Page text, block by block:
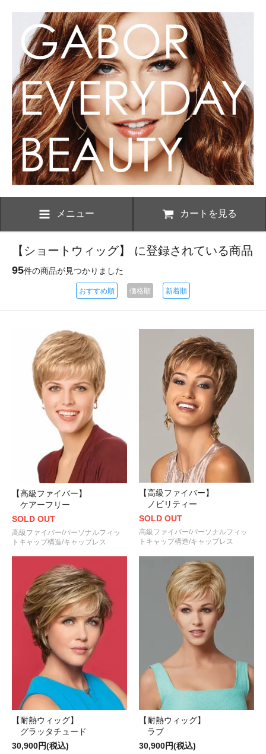
メニュー カートを見る
【ショートウィッグ】 に登録されている商品
95件の商品が見つかりました
おすすめ順 価格順 新着順
【高級ファイバー】
ケアーフリー
SOLD OUT
高級ファイバー/パーソナルフィッ
トキャップ構造/キャップレス
【高級ファイバー】
ノビリティー
SOLD OUT
高級ファイバー/パーソナルフィッ
トキャップ構造/キャップレス
【耐熱ウィッグ】
グラッタチュード
30,900円(税込)
【耐熱ウィッグ】
ラブ
30,900円(税込)